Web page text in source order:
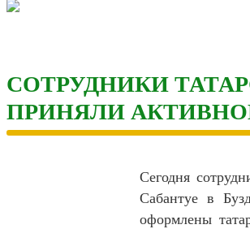
СОТРУДНИКИ
ПРИНЯЛИ
Сегодня
Сабантуе в
оформлены